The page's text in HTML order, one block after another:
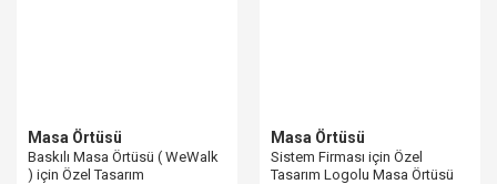
Masa Örtüsü
Baskılı Masa Örtüsü ( WeWalk
) için Özel Tasarım
Masa Örtüsü
Sistem Firması için Özel
Tasarım Logolu Masa Örtüsü